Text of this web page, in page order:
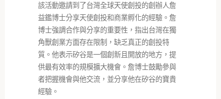
該活動邀請到了台灣全球天使創投的創辦人詹
益鑑博士分享天使創投和商業孵化的經驗。詹
博士強調合作與分享的重要性，指出台灣在獨
角獸創業方面存在限制，缺乏真正的創投特
質。他表示矽谷是一個創新且開放的地方，提
供最有效率的規模擴大機會。詹博士鼓勵參與
者把握機會與他交流，並分享他在矽谷的寶貴
經驗。